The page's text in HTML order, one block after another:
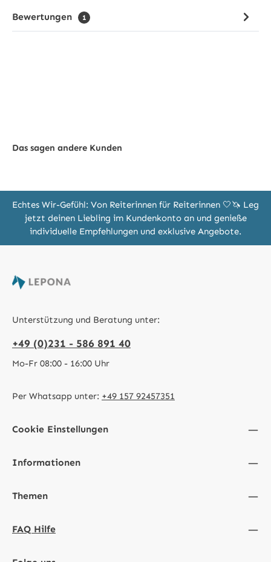
Bewertungen
1
Das sagen andere Kunden
Echtes Wir-Gefühl: Von Reiterinnen für Reiterinnen 🤍🦄 Leg
jetzt deinen Liebling im Kundenkonto an und genieße
individuelle Empfehlungen und exklusive Angebote.
Unterstützung und Beratung unter:
+49 (0)231 - 586 891 40
Mo-Fr 08:00 - 16:00 Uhr
Per Whatsapp unter: +49 157 92457351
Cookie Einstellungen
Informationen
Themen
FAQ Hilfe